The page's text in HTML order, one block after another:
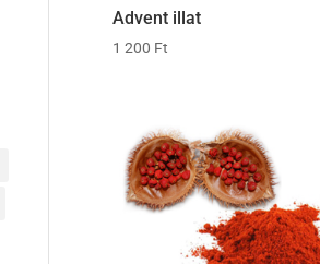
Advent illat
1 200 Ft